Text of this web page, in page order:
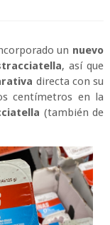
un nuevo
, así que
directa con su
centímetros en la
(también de